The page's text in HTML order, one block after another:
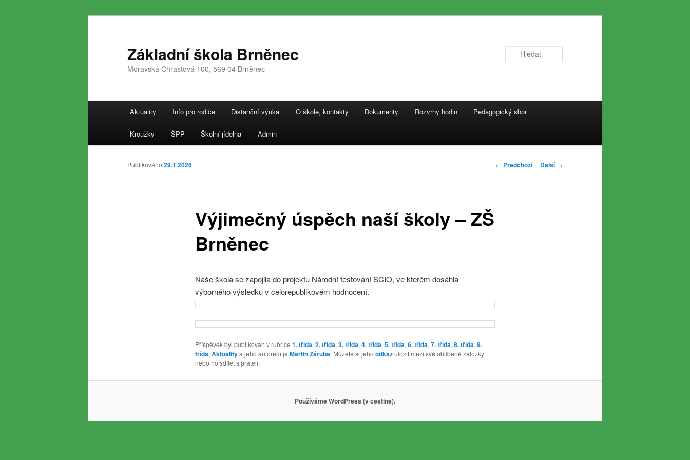
Základní škola Brněnec
Moravská Chrastová 100, 569 04 Brněnec
Aktuality Info pro rodiče Distanční výuka O škole, kontakty Dokumenty Rozvrhy hodin Pedagogický sbor
Kroužky ŠPP Školní jídelna Admin
Navigace
← Předchozí Další→
Výjimečný úspěch naší školy – ZŠ
Brněnec
Publikováno 29.1.2026
Naše škola se zapojila do projektu Národní testování SCIO, ve kterém dosáhla
výborného výsledku v celorepublikovém hodnocení.
Příspěvek byl publikován v rubrice 1. třída,2. třída,3. třída,4. třída,5. třída,6. třída,7. třída,8. třída,9.
třída,Aktualitya jeho autorem je Martin Záruba. Můžete si jeho odkazuložit mezi své oblíbené záložky
nebo ho sdílet s přáteli.
Používáme WordPress (v češtině).